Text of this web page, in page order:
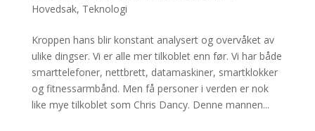
Hovedsak, Teknologi
Kroppen hans blir konstant analysert og overvåket av
ulike dingser. Vi er alle mer tilkoblet enn før. Vi har både
smarttelefoner, nettbrett, datamaskiner, smartklokker
og fitnessarmbånd. Men få personer i verden er nok
like mye tilkoblet som Chris Dancy. Denne mannen...